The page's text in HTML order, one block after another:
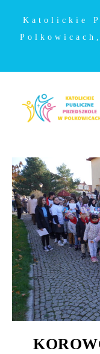
Katolickie